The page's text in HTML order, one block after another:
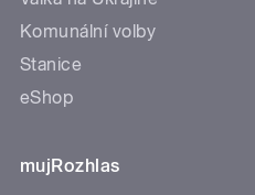
Komunální volby
Stanice
eShop
mujRozhlas